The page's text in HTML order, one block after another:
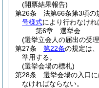
(開票結果報告)
第26条
法第66条第3項の
号様式により行わなけれ
第6章
選挙会
(選挙立会人の届出の受
第27条
第22条の規定は
準用する。
(選挙会場の標札)
第28条
選挙会場の入口に
なければならない。